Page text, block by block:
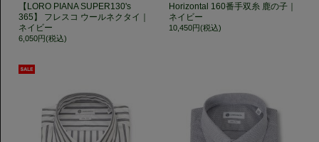
【LORO PIANA SUPER130's
365】 フレスコ ウールネクタイ｜
ネイビー
6,050円(税込)
Horizontal 160番手双糸 鹿の子｜
ネイビー
10,450円(税込)